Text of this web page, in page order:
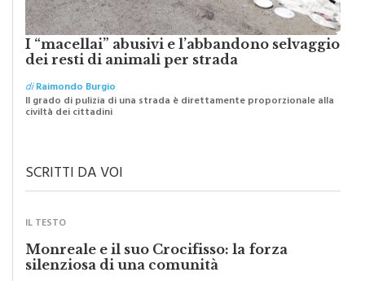
I “macellai” abusivi e l’abbandono selvaggio
dei resti di animali per strada
diRaimondo Burgio
Il grado di pulizia di una strada è direttamente proporzionale alla
civiltà dei cittadini
SCRITTI DA VOI
IL TESTO
Monreale e il suo Crocifisso: la forza
silenziosa di una comunità